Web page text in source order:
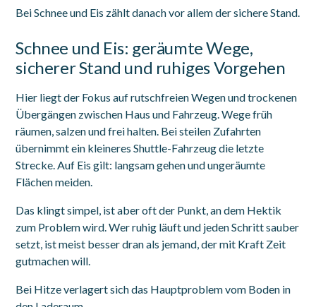
Bei Schnee und Eis zählt danach vor allem der sichere Stand.
Schnee und Eis: geräumte Wege,
sicherer Stand und ruhiges Vorgehen
Hier liegt der Fokus auf rutschfreien Wegen und trockenen
Übergängen zwischen Haus und Fahrzeug. Wege früh
räumen, salzen und frei halten. Bei steilen Zufahrten
übernimmt ein kleineres Shuttle-Fahrzeug die letzte
Strecke. Auf Eis gilt: langsam gehen und ungeräumte
Flächen meiden.
Das klingt simpel, ist aber oft der Punkt, an dem Hektik
zum Problem wird. Wer ruhig läuft und jeden Schritt sauber
setzt, ist meist besser dran als jemand, der mit Kraft Zeit
gutmachen will.
Bei Hitze verlagert sich das Hauptproblem vom Boden in